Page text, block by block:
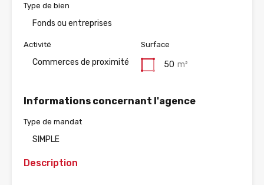
Type de bien
Fonds ou entreprises
Activité
Commerces de proximité
Surface
50 m²
Informations concernant l'agence
Type de mandat
SIMPLE
Description